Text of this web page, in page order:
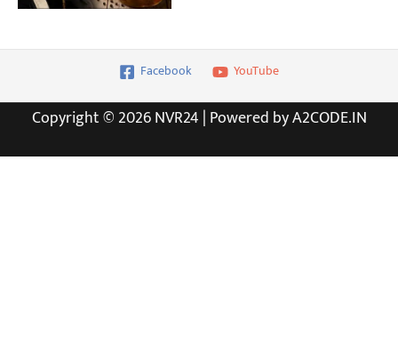
Facebook YouTube
Copyright © 2026 NVR24 | Powered by A2CODE.IN